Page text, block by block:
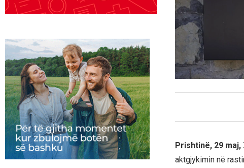
Prishtinë, 29 maj,
aktgjykimin në